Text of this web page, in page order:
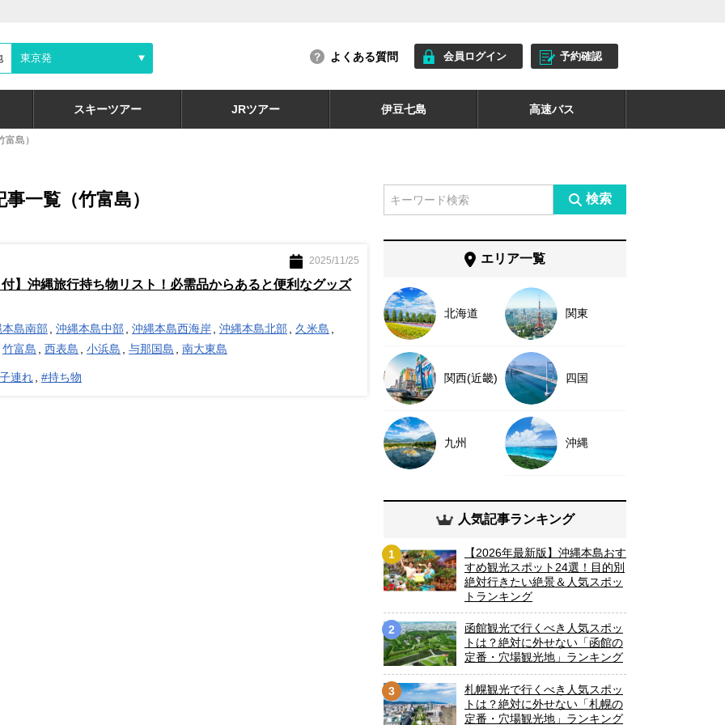
東京発 よくある質問 会員ログイン 予約確認
スキーツアー JRツアー 伊豆七島 高速バス
島）
事一覧（竹富島）
2025/11/25
付】沖縄旅行持ち物リスト！必需品からあると便利なグッズ
本島南部 沖縄本島中部 沖縄本島西海岸 沖縄本島北部
久米島
竹富島 西表島 小浜島 与那国島 南大東島
連れ #持ち物
検索
エリア一覧
北海道 関東
関西(近畿) 四国
九州 沖縄
人気記事ランキング
1
【2026年最新版】沖縄本島おす
すめ観光スポット24選！目的別
絶対行きたい絶景＆人気スポッ
トランキング
2
函館観光で行くべき人気スポッ
トは？絶対に外せない「函館の
定番・穴場観光地」ランキング
3
札幌観光で行くべき人気スポッ
トは？絶対に外せない「札幌の
定番・穴場観光地」ランキング